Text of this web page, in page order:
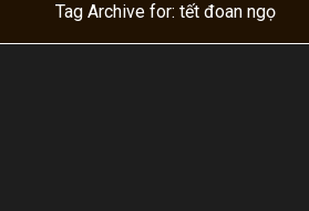
Tag Archive for: tết đoan ngọ